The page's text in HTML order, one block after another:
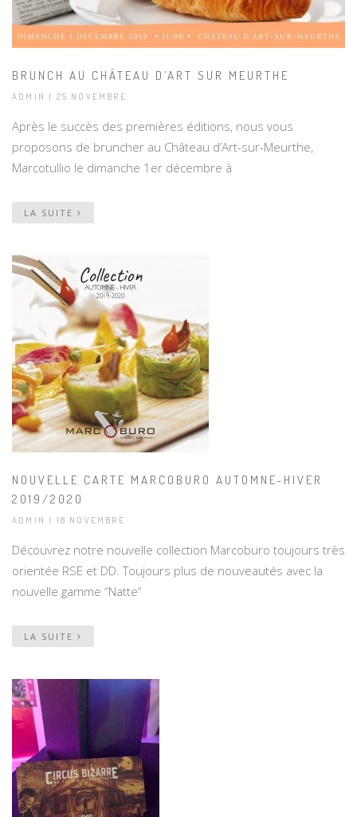
BRUNCH AU CHÂTEAU D’ART SUR MEURTHE
ADMIN | 25 NOVEMBRE
Après le succès des premières éditions, nous vous
proposons de bruncher au Château d’Art-sur-Meurthe,
Marcotullio le dimanche 1er décembre à
LA SUITE
NOUVELLE CARTE MARCOBURO AUTOMNE-HIVER
2019/2020
ADMIN | 18 NOVEMBRE
Découvrez notre nouvelle collection Marcoburo toujours très
orientée RSE et DD. Toujours plus de nouveautés avec la
nouvelle gamme “Natte”
LA SUITE